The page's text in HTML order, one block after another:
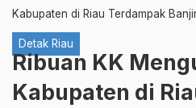
Kabupaten di Riau Terdampak
Detak Riau
Ribuan KK
Kabupaten di